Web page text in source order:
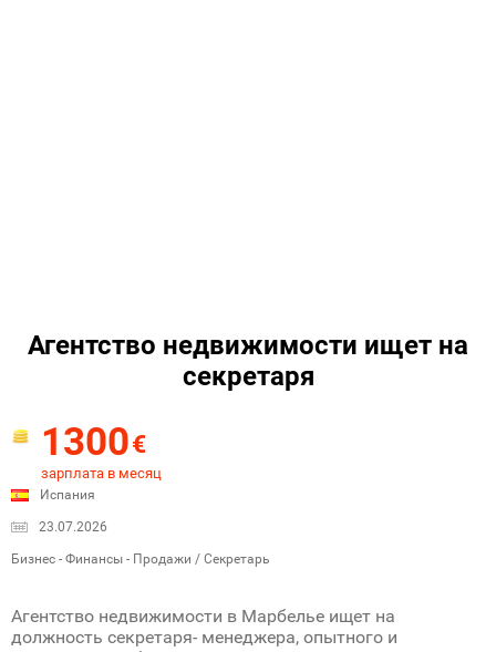
Агентство недвижимости ищет на
секретаря
1300€
зарплата в месяц
Испания
23.07.2026
Бизнес - Финансы - Продажи / Секретарь
Агентство недвижимости в Марбелье ищет на
должность секретаря- менеджера, опытного и